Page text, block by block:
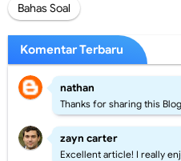
Bahas Soal
Komentar Terbaru
nathan
Thanks for sharing this
zayn carter
Excellent article! I really